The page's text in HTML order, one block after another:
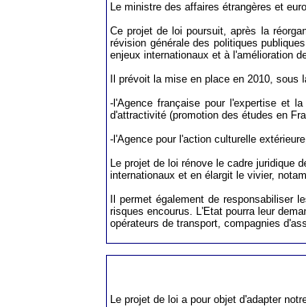
Le ministre des affaires étrangères et
Ce projet de loi poursuit, après la
révision générale des politiques
enjeux internationaux et à l'amélioration
Il prévoit la mise en place en 2010,
-l'Agence française pour l'expertise et
d'attractivité (promotion des études en
-l'Agence pour l'action culturelle
Le projet de loi rénove le cadre juridique
internationaux et en élargit le vivier,
Il permet également de
risques encourus. L'Etat pourra leur
opérateurs de transport, compagnies
Le projet de loi a pour objet d'adapter